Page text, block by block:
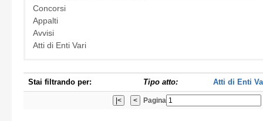
Concorsi
Appalti
Avvisi
Atti di Enti Vari
Stai filtrando per: Tipo atto: Atti di Enti
Pagina